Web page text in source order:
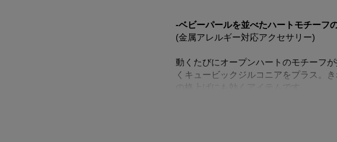
-ベビーパールを並べたハートモチーフ
(金属アレルギー対応アクセサリー)
動くたびにオープンハートのモチーフ
くキュービックジルコニアをプラス。
の格上げにも効くアイテムです。
シェルパ―ルは汗や水にも強くお手入